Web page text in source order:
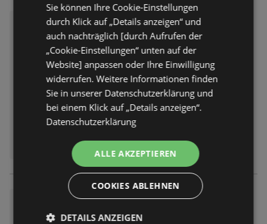
Sparen im SSV
Prospekt nicht mehr gültig
Abgelaufen am: 18.07.2026
Sparen im SSV
Prospekt
Sie können Ihre Cookie-Einstellungen
durch Klick auf „Details anzeigen“ und
auch nachträglich [durch Aufrufen der
„Cookie-Einstellungen“ unten auf der
Website] anpassen oder Ihre Einwilligung
widerrufen. Weitere Informationen finden
Sie in unserer Datenschutzerklärung und
bei einem Klick auf „Details anzeigen“.
Datenschutzerklärung
ALLE AKZEPTIEREN
COOKIES ABLEHNEN
DETAILS ANZEIGEN